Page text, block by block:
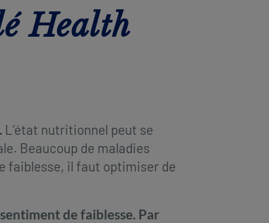
Health
L’état nutritionnel peut se
Beaucoup de maladies
faiblesse, il faut optimiser de
de faiblesse. Par